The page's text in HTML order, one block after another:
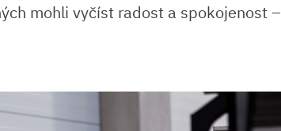
mohli vyčíst radost a spokojenost –